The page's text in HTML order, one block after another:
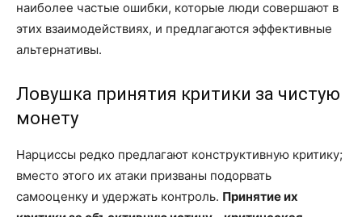
наиболее частые ошибки, которые люди совершают в
этих взаимодействиях, и предлагаются эффективные
альтернативы.
Ловушка принятия критики за чистую
монету
Нарциссы редко предлагают конструктивную критику;
вместо этого их атаки призваны подорвать
самооценку и удержать контроль. Принятие их